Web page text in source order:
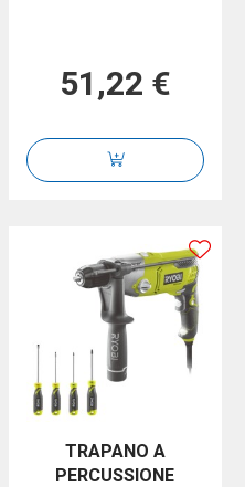
51,22 €
TRAPANO A
PERCUSSIONE